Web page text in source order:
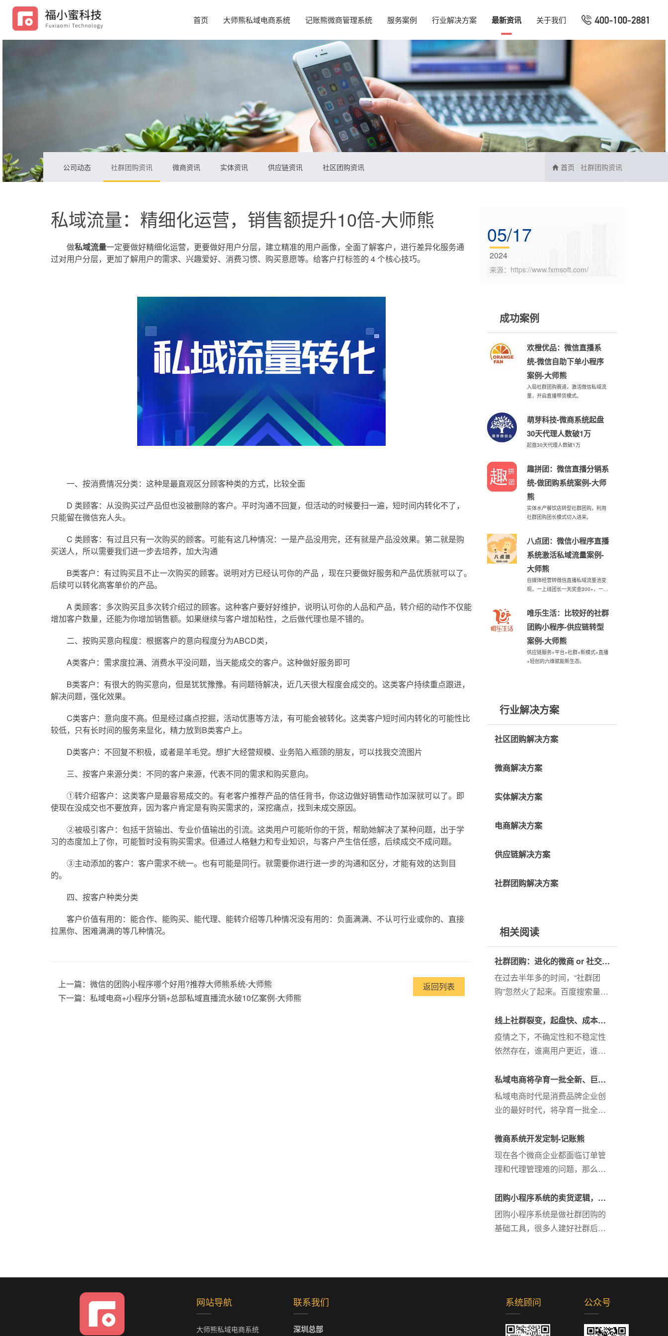
首页 大师熊私域电商系统 记账熊微商管理系统 服务案例 行业解决方案 最新资讯 关于我们
公司动态 社群团购资讯 微商资讯 实体资讯 供应链资讯 社区团购资讯 首页 社群团购资讯
私域流量：精细化运营，销售额提升10倍-大师熊
做私域流量一定要做好精细化运营，更要做好用户分层，建立精准的用户画像，全面了解客户，进行差异化服务通
过对用户分层，更加了解用户的需求、兴趣爱好、消费习惯、购买意愿等。给客户打标签的 4 个核心技巧。
一、按消费情况分类：这种是最直观区分顾客种类的方式，比较全面
D 类顾客：从没购买过产品但也没被删除的客户。平时沟通不回复，但活动的时候要扫一遍，短时间内转化不了，
只能留在微信充人头。
C 类顾客：有过且只有一次购买的顾客。可能有这几种情况：一是产品没用完，还有就是产品没效果。第二就是购
买送人，所以需要我们进一步去培养，加大沟通
B类客户：有过购买且不止一次购买的顾客。说明对方已经认可你的产品 ，现在只要做好服务和产品优质就可以了。
后续可以转化高客单价的产品。
A 类顾客：多次购买且多次转介绍过的顾客。这种客户要好好维护，说明认可你的人品和产品，转介绍的动作不仅能
增加客户数量，还能为你增加销售额。如果继续与客户增加粘性，之后做代理也是不错的。
二、按购买意向程度：根据客户的意向程度分为ABCD类，
A类客户：需求度拉满、消费水平没问题，当天能成交的客户。这种做好服务即可
B类客户：有很大的购买意向，但是犹犹豫豫。有问题待解决，近几天很大程度会成交的。这类客户持续重点跟进，
解决问题，强化效果。
C类客户：意向度不高。但是经过痛点挖掘，活动优惠等方法，有可能会被转化。这类客户短时间内转化的可能性比
较低，只有长时间的服务来显化，精力放到B类客户上。
D类客户：不回复不积极，或者是羊毛党。想扩大经营规模、业务陷入瓶颈的朋友，可以找我交流图片
三、按客户来源分类：不同的客户来源，代表不同的需求和购买意向。
①转介绍客户：这类客户是最容易成交的。有老客户推荐产品的信任背书，你这边做好销售动作加深就可以了。即
使现在没成交也不要放弃，因为客户肯定是有购买需求的，深挖痛点，找到未成交原因。
②被吸引客户：包括干货输出、专业价值输出的引流。这类用户可能听你的干货，帮助她解决了某种问题，出于学
习的态度加上了你，可能暂时没有购买需求。但通过人格魅力和专业知识，与客户产生信任感，后续成交不成问题。
③主动添加的客户：客户需求不统一。也有可能是同行。就需要你进行进一步的沟通和区分，才能有效的达到目
的。
四、按客户种类分类
客户价值有用的：能合作、能购买、能代理、能转介绍等几种情况没有用的：负面满满、不认可行业或你的、直接
拉黑你、困难满满的等几种情况。
上一篇： 微信的团购小程序哪个好用?推荐大师熊系统-大师熊
下一篇： 私域电商+小程序分销+总部私域直播流水破10亿案例-大师熊
返回列表
05/17
2024
来源：https://www.fxmsoft.com/
成功案例
欢橙优品：微信直播系
统-微信自助下单小程序
案例-大师熊
入局社群团购赛道，激活微信私域流
量，开启直播带货模式。
萌芽科技-微商系统起盘
30天代理人数破1万
起盘30天代理人数破1万
趣拼团：微信直播分销系
统-做团购系统案例-大师
熊
实体水产餐饮店转型社群团购，利用
社群团购团长模式切入进来。
八点团：微信小程序直播
系统激活私域流量案例-
大师熊
自媒体经营转微信直播私域流量池变
现，一上线团长一天奖金300+，一月
唯乐生活：比较好的社群
团购小程序-供应链转型
案例-大师熊
供应链服务+平台+社群+新模式+直播
+轻创的六维赋能新生态。
行业解决方案
社区团购解决方案
微商解决方案
实体解决方案
电商解决方案
供应链解决方案
社群团购解决方案
相关阅读
社群团购：进化的微商 or 社交化
的电商？-记账熊
在过去半年多的时间，“社群团
购”忽然火了起来。百度搜索量直
经在运营的社群团购已经过千
家，而头部的团购年GMV已经有
数十亿规模。2013年到2015年是
都可...
线上社群裂变，起盘快、成本
低，打造轻量级团购平台-大师熊
疫情之下，不确定性和不稳定性
依然存在，谁离用户更近，谁更
户，谁就将拥有更具穿透性的竞
争力，线上社群裂变，起盘快、
成本低，是打造轻量级团购平台
私域电商将孕育一批全新、巨大
的消费品牌-大师熊
私域电商时代是消费品牌企业创
业的最好时代，将孕育一批全
牌和成熟企业又该如何投入时间
和资源呢？这是很多消费企业做
私域电商之前最需要厘清的问
微商系统开发定制-记账熊
现在各个微商企业都面临订单管
理和代理管理难的问题，那么就
装到系统里面，信息都了如指
掌，管理起来就方便多了，还有
订单的管理也是企业头疼的一件
团购小程序系统的卖货逻辑，让
社群卖爆的秘密-大师熊
团购小程序系统是做社群团购的
基础工具，很多人建好社群后，
往下看吧。
网站导航
大师熊私域电商系统
联系我们
深圳总部
系统顾问 公众号